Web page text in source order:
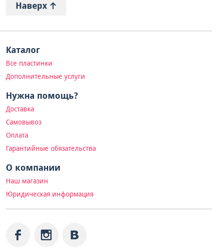
Наверх
Каталог
Все пластинки
Дополнительные услуги
Нужна помощь?
Доставка
Самовывоз
Оплата
Гарантийные обязательства
О компании
Наш магазин
Юридическая информация